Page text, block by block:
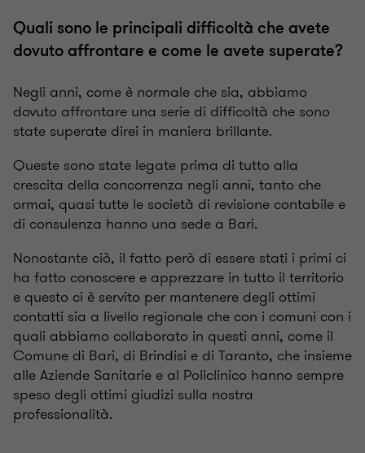
Quali sono le principali difficoltà che avete
dovuto affrontare e come le avete superate?
Negli anni, come è normale che sia, abbiamo
dovuto affrontare una serie di difficoltà che sono
state superate direi in maniera brillante.
Queste sono state legate prima di tutto alla
crescita della concorrenza negli anni, tanto che
ormai, quasi tutte le società di revisione contabile e
di consulenza hanno una sede a Bari.
Nonostante ciò, il fatto però di essere stati i primi ci
ha fatto conoscere e apprezzare in tutto il territorio
e questo ci è servito per mantenere degli ottimi
contatti sia a livello regionale che con i comuni con i
quali abbiamo collaborato in questi anni, come il
Comune di Bari, di Brindisi e di Taranto, che insieme
alle Aziende Sanitarie e al Policlinico hanno sempre
speso degli ottimi giudizi sulla nostra
professionalità.